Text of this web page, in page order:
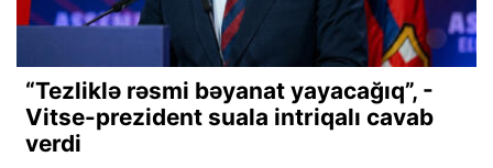
“Tezliklə rəsmi bəyanat yayacağıq”, -
Vitse-prezident suala intriqalı cavab
verdi